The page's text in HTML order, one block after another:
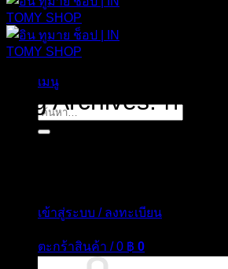
เมนู
ค้นหา:
เข้าสู่ระบบ / ลงทะเบียน
ตะกร้าสินค้า /0 ฿ 0
Tag Archives:กระเ